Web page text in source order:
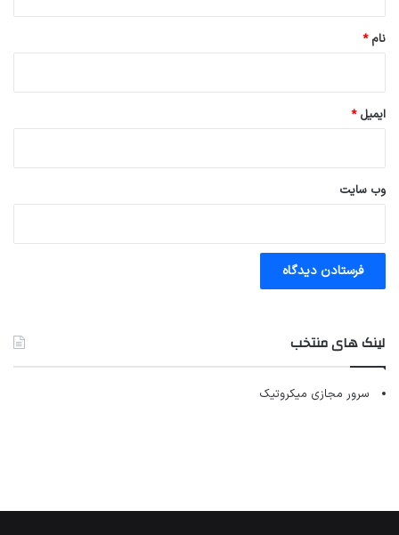
نام*
ایمیل*
وب‌ سایت
لینک های منتخب
سرور مجازی میکروتیک